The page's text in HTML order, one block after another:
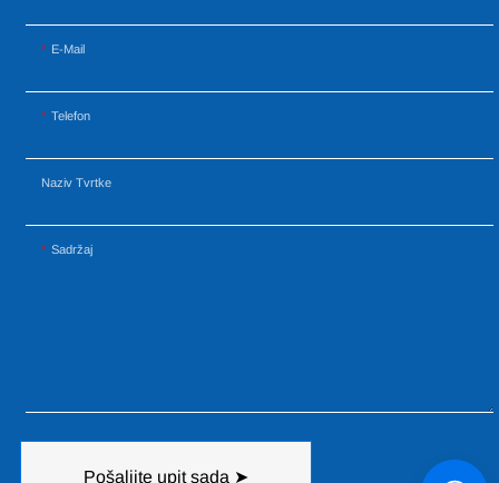
E-Mail
Telefon
Naziv Tvrtke
Sadržaj
Pošaljite upit sada ➤